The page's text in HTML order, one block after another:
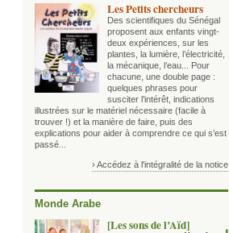
Les Petits chercheurs
Des scientifiques du Sénégal
proposent aux enfants vingt-
deux expériences, sur les
plantes, la lumière, l’électricité,
la mécanique, l’eau... Pour
chacune, une double page :
quelques phrases pour
susciter l’intérêt, indications
illustrées sur le matériel nécessaire (facile à
trouver !) et la manière de faire, puis des
explications pour aider à comprendre ce qui s’est
passé...
› Accédez à l'intégralité de la notice
Monde Arabe
[Les sons de l’Aïd]